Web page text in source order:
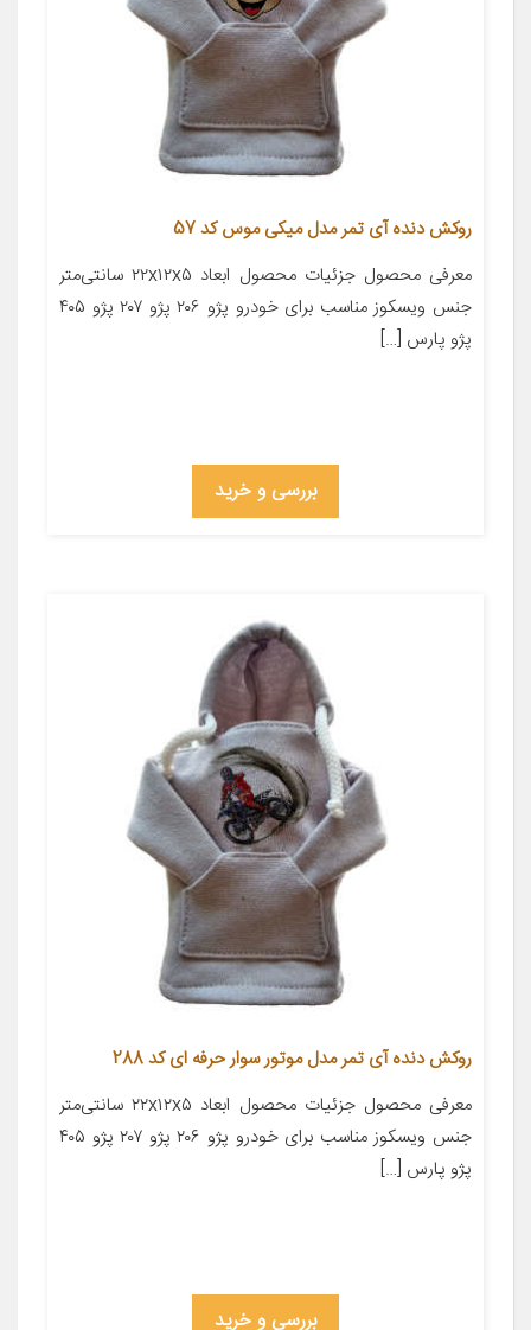
روکش دنده آی تمر مدل میکی موس کد 57
معرفی محصول جزئیات محصول ابعاد ۲۲x۱۲x۵ سانتی‌متر
جنس ویسکوز مناسب برای خودرو پژو ۲۰۶ پژو ۲۰۷ پژو ۴۰۵
پژو پارس […]
بررسی و خرید
روکش دنده آی تمر مدل موتور سوار حرفه ای کد 288
معرفی محصول جزئیات محصول ابعاد ۲۲x۱۲x۵ سانتی‌متر
جنس ویسکوز مناسب برای خودرو پژو ۲۰۶ پژو ۲۰۷ پژو ۴۰۵
پژو پارس […]
بررسی و خرید